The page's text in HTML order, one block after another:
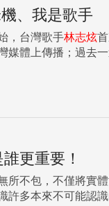
、我是歌手
，台灣歌手林志炫
媒體上傳播；過去
更重要！
所不包，不僅將實
許多本來不可能認